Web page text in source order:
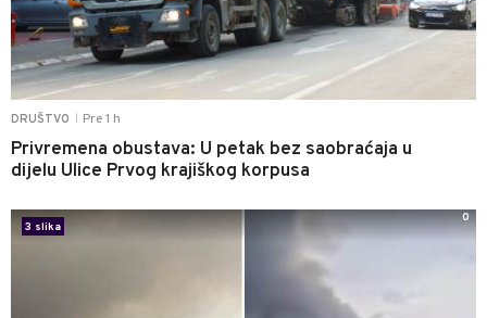
DRUŠTVO Pre 1 h
Privremena obustava: U petak bez saobraćaja u
dijelu Ulice Prvog krajiškog korpusa
3 slika
0